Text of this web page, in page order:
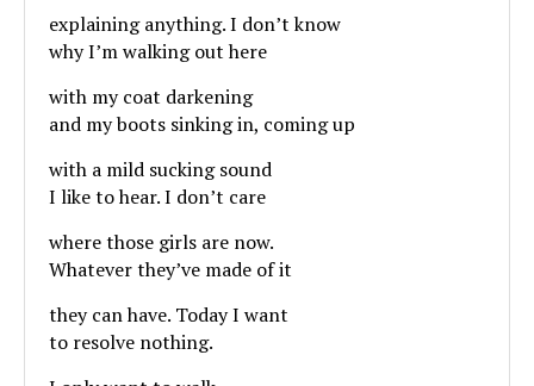
explaining anything. I don’t know
why I’m walking out here
with my coat darkening
and my boots sinking in, coming up
with a mild sucking sound
I like to hear. I don’t care
where those girls are now.
Whatever they’ve made of it
they can have. Today I want
to resolve nothing.